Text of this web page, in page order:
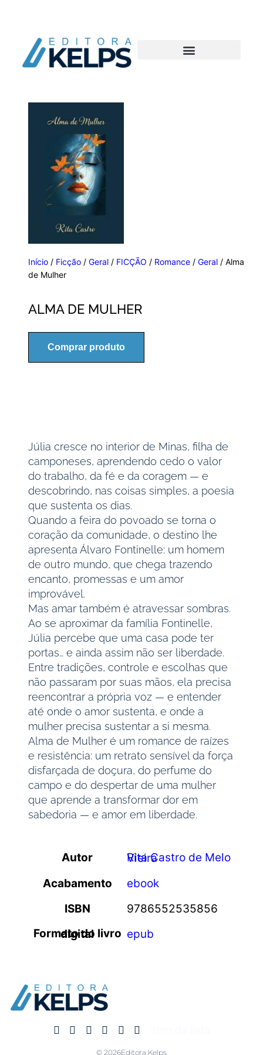
Início / Ficção /Geral / FICÇÃO / Romance /Geral / Alma
de Mulher
ALMA DE MULHER
Comprar produto
Júlia cresce no interior de Minas, filha de
camponeses, aprendendo cedo o valor
do trabalho, da fé e da coragem — e
descobrindo, nas coisas simples, a poesia
que sustenta os dias.
Quando a feira do povoado se torna o
coração da comunidade, o destino lhe
apresenta Álvaro Fontinelle: um homem
de outro mundo, que chega trazendo
encanto, promessas e um amor
improvável.
Mas amar também é atravessar sombras.
Ao se aproximar da família Fontinelle,
Júlia percebe que uma casa pode ter
portas… e ainda assim não ser liberdade.
Entre tradições, controle e escolhas que
não passaram por suas mãos, ela precisa
reencontrar a própria voz — e entender
até onde o amor sustenta, e onde a
mulher precisa sustentar a si mesma.
Alma de Mulher é um romance de raízes
e resistência: um retrato sensível da força
disfarçada de doçura, do perfume do
campo e do despertar de uma mulher
que aprende a transformar dor em
sabedoria — e amor em liberdade.
Autor
Rita Castro de Melo Vieira
Acabamento
ebook
ISBN
9786552535856
Formato do livro digital
epub
© 2026Editora Kelps